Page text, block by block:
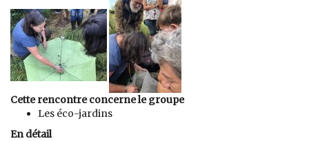
Cette rencontre concerne le groupe
Les éco-jardins
En détail